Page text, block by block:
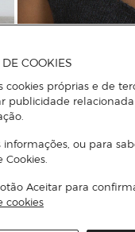
COOKIES
cookies próprias e de
publicidade
informações, ou para
Cookies.
Aceitar para
cookies